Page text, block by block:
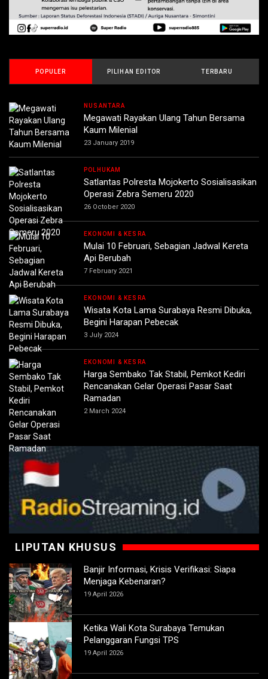
POPULER PILIHAN EDITOR TERBARU
NUSANTARA
Megawati Rayakan Ulang Tahun Bersama
Kaum Milenial
23 January 2019
POLHUKAM
Satlantas Polresta Mojokerto Sosialisasikan
Operasi Zebra Semeru 2020
26 October 2020
EKONOMI & KESRA
Mulai 10 Februari, Sebagian Jadwal Kereta
Api Berubah
7 February 2021
EKONOMI & KESRA
Wisata Kota Lama Surabaya Resmi Dibuka,
Begini Harapan Pebecak
3 July 2024
EKONOMI & KESRA
Harga Sembako Tak Stabil, Pemkot Kediri
Rencanakan Gelar Operasi Pasar Saat
Ramadan
2 March 2024
LIPUTAN KHUSUS
Banjir Informasi, Krisis Verifikasi: Siapa
Menjaga Kebenaran?
19 April 2026
Ketika Wali Kota Surabaya Temukan
Pelanggaran Fungsi TPS
19 April 2026